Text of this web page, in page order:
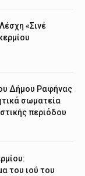
«Σινέ
Δήμου Ραφήνας
σωματεία
περιόδου
του ιού του